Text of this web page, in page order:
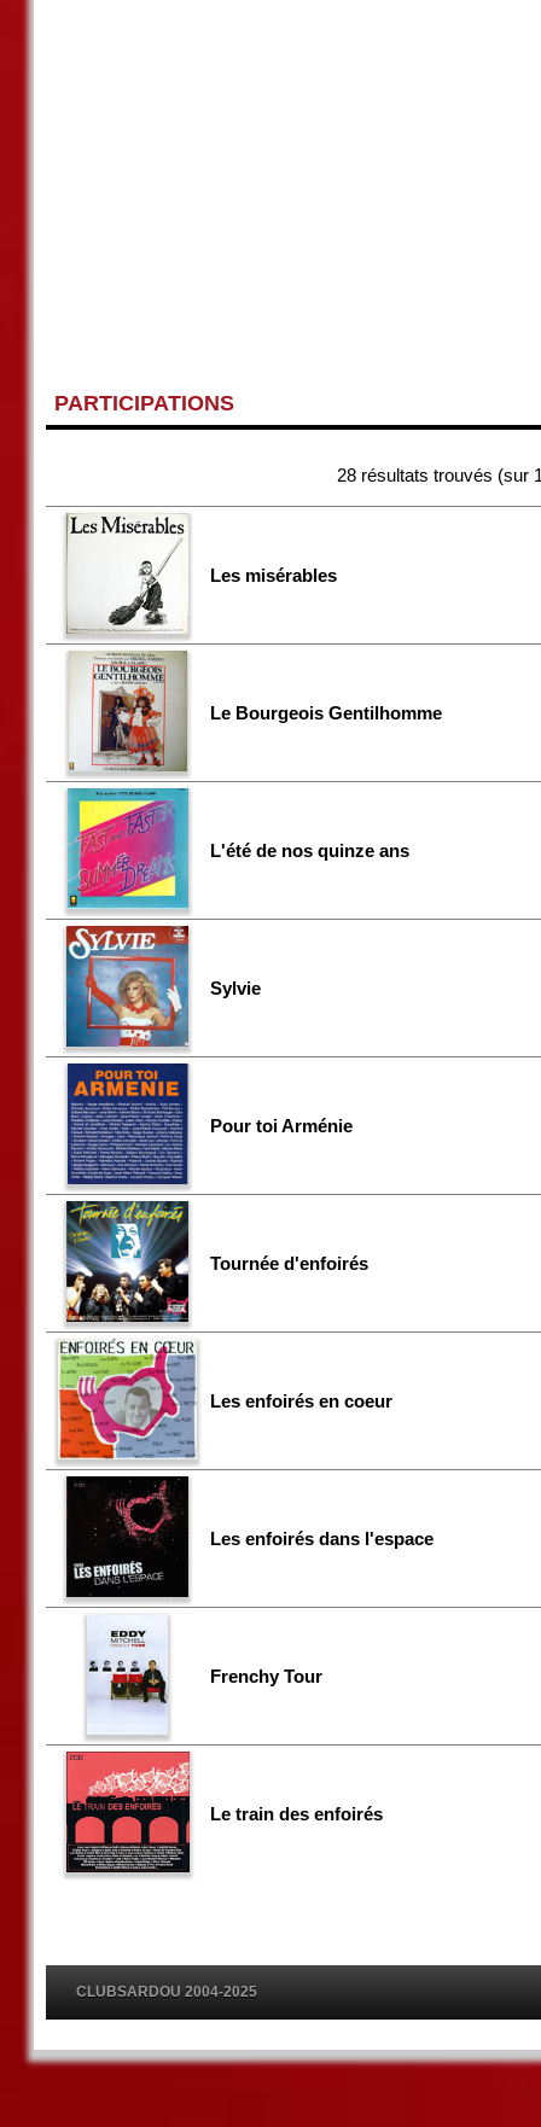
PARTICIPATIONS
28 résultats trouvés (sur
Les misérables
Le Bourgeois Gentilhomme
L'été de nos quinze ans
Sylvie
Pour toi Arménie
Tournée d'enfoirés
Les enfoirés en coeur
Les enfoirés dans l'espace
Frenchy Tour
Le train des enfoirés
CLUBSARDOU 2004-2025